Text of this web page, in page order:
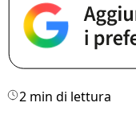
2 min di lettura